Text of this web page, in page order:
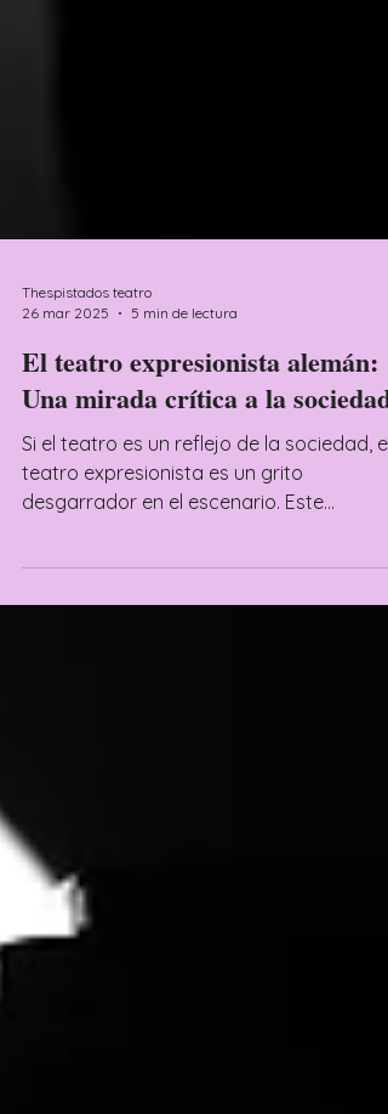
26 mar 2025
5 min de lectura
El teatro expresionista alemán:
Una mirada crítica a la sociedad
Si el teatro es un reflejo de la sociedad, el
teatro expresionista es un grito
movimiento...